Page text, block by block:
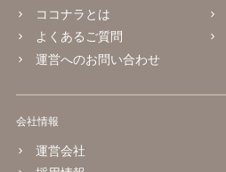
ココナラとは
よくあるご質問
運営へのお問い合わせ
会社情報
運営会社